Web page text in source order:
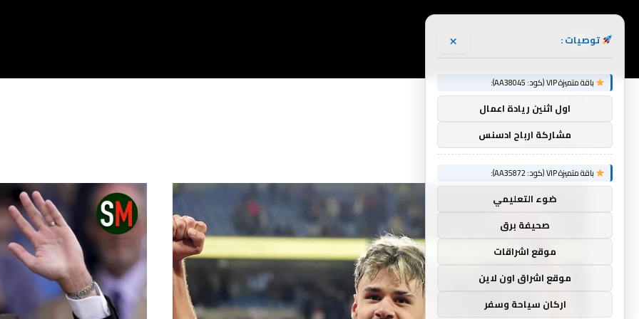
الرئيسية » المفضل
المفضل
توصيات : ×
باقة متميزة VIP (كود: AA38045):
اول اثنين ريادة اعمال
مشاركة ارباح ادسنس
باقة متميزة VIP (كود: AA35872):
ضوء التعليمي
صحيفة برق
موقع اشراقات
موقع اشراق اون لاين
اركان سياحة وسفر